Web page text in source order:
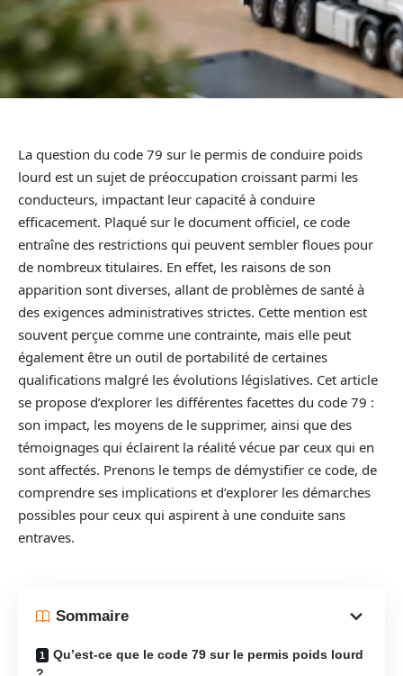
La question du code 79 sur le permis de conduire poids
lourd est un sujet de préoccupation croissant parmi les
conducteurs, impactant leur capacité à conduire
efficacement. Plaqué sur le document officiel, ce code
entraîne des restrictions qui peuvent sembler floues pour
de nombreux titulaires. En effet, les raisons de son
apparition sont diverses, allant de problèmes de santé à
des exigences administratives strictes. Cette mention est
souvent perçue comme une contrainte, mais elle peut
également être un outil de portabilité de certaines
qualifications malgré les évolutions législatives. Cet article
se propose d’explorer les différentes facettes du code 79 :
son impact, les moyens de le supprimer, ainsi que des
témoignages qui éclairent la réalité vécue par ceux qui en
sont affectés. Prenons le temps de démystifier ce code, de
comprendre ses implications et d’explorer les démarches
possibles pour ceux qui aspirent à une conduite sans
entraves.
Sommaire
Qu’est-ce que le code 79 sur le permis poids lourd
?